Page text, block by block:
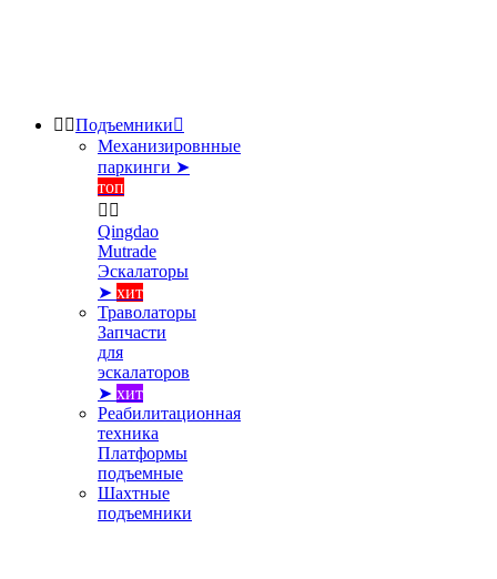
 Подъемники
Механизировнные
паркинги ➤
топ
 
Qingdao
Mutrade
Эскалаторы
➤ хит
Траволаторы
Запчасти
для
эскалаторов
➤ хит
Реабилитационная
техника
Платформы
подъемные
Шахтные
подъемники